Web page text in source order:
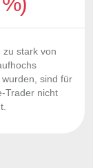
zu stark von
sind für
Trader nicht